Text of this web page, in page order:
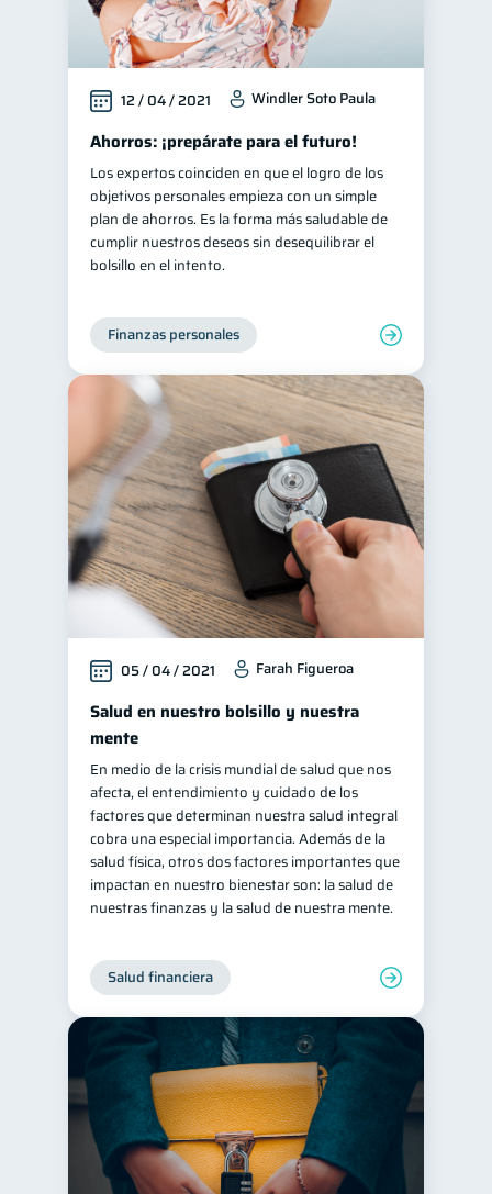
12 / 04 / 2021 Windler Soto Paula
Ahorros: ¡prepárate para el futuro!
Los expertos coinciden en que el logro de los
objetivos personales empieza con un simple
plan de ahorros. Es la forma más saludable de
cumplir nuestros deseos sin desequilibrar el
bolsillo en el intento.
Finanzas personales
05 / 04 / 2021 Farah Figueroa
Salud en nuestro bolsillo y nuestra
mente
En medio de la crisis mundial de salud que nos
afecta, el entendimiento y cuidado de los
factores que determinan nuestra salud integral
cobra una especial importancia. Además de la
salud física, otros dos factores importantes que
impactan en nuestro bienestar son: la salud de
nuestras finanzas y la salud de nuestra mente.
Salud financiera